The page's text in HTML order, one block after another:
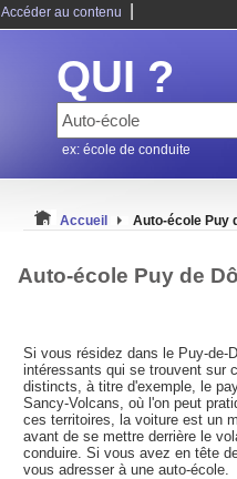
Accéder au contenu
QUI ?
ex: école de conduite
Accueil Auto-école Puy
Auto-école Puy de
Si vous résidez dans le Puy-de-
intéressants qui se trouvent sur
distincts, à titre d'exemple, le
Sancy-Volcans, où l'on peut
ces territoires, la voiture est un
avant de se mettre derrière le
conduire. Si vous avez en tête
vous adresser à une auto-école.